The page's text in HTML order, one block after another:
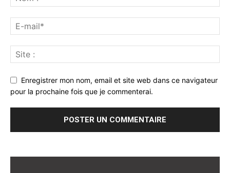
Enregistrer mon nom, email et site web dans ce navigateur
pour la prochaine fois que je commenterai.